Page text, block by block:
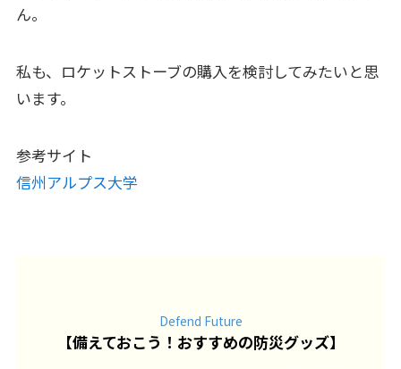
ん。
私も、ロケットストーブの購入を検討してみたいと思
います。
参考サイト
信州アルプス大学
Defend Future
【備えておこう！おすすめの防災グッズ】